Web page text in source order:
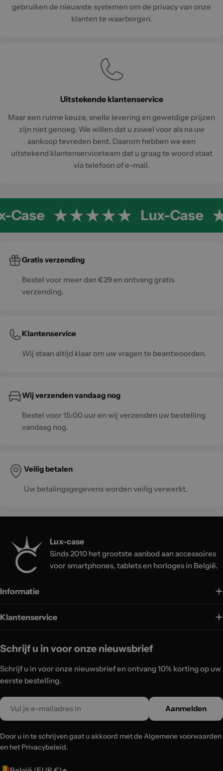
gebruiken de nieuwste systemen om de privacy van onze
klanten te waarborgen.
Uitstekende klantenservice
Maar een ruime keuze, snelle levering en geweldige prijzen
zijn niet genoeg. We willen dat u zowel voor als na uw
aankoop tevreden bent. Daarom hebben we een
uitstekend klantenserviceteam dat u graag te woord staat
via telefoon of e-mail.
Case Lux-Case
Gratis verzending
Bestel voor meer dan €29 en ontvang gratis
verzending.
Klantenservice
Wij staan altijd klaar om uw vragen te beantwoorden.
Wij verzenden vandaag nog
Bestel voor 15:00 uur en wij verzenden uw bestelling
vandaag nog.
Veilig betalen
Uw betalingsgegevens worden veilig verwerkt.
Lux-case
Sinds 2010 het grootste aanbod aan accessoires
voor smartphones, tablets en horloges in België.
Informatie
Klantenservice
Schrijf u in voor onze nieuwsbrief
Schrijf u in voor onze nieuwsbrief en ontvang 10% korting op uw
eerste bestelling.
Email
Aanmelden
Door u in te schrijven gaat u akkoord met de Algemene voorwaarden
en het Privacybeleid.